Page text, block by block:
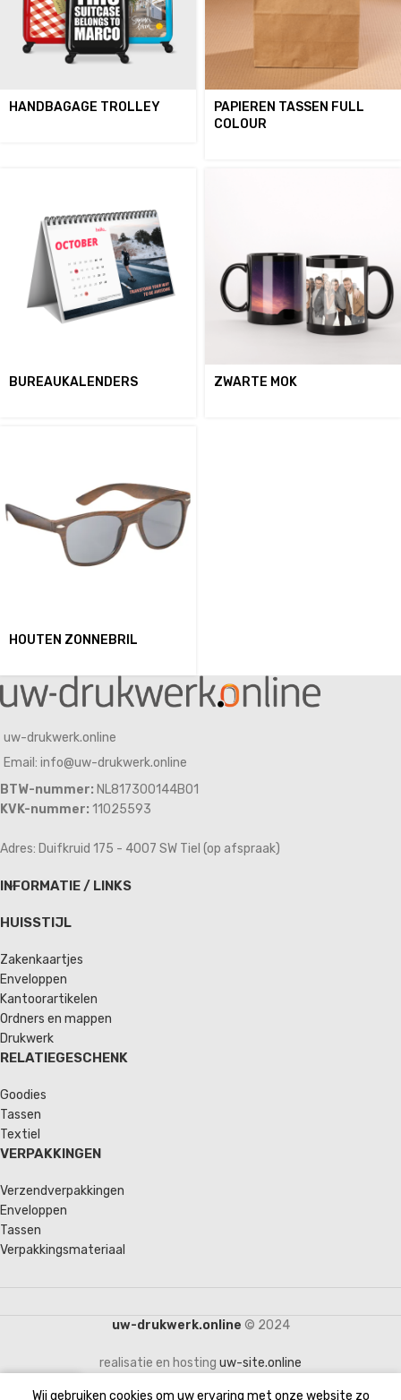
HANDBAGAGE TROLLEY
PAPIEREN TASSEN FULL
COLOUR
BUREAUKALENDERS ZWARTE MOK
HOUTEN ZONNEBRIL
uw-drukwerk.online
Email: info@uw-drukwerk.online
BTW-nummer: NL817300144B01
KVK-nummer: 11025593
Adres: Duifkruid 175 - 4007 SW Tiel (op afspraak)
INFORMATIE / LINKS
HUISSTIJL
Zakenkaartjes
Enveloppen
Kantoorartikelen
Ordners en mappen
Drukwerk
RELATIEGESCHENK
Goodies
Tassen
Textiel
VERPAKKINGEN
Verzendverpakkingen
Enveloppen
Tassen
Verpakkingsmateriaal
uw-drukwerk.online © 2024
realisatie en hosting uw-site.online
Wij gebruiken cookies om uw ervaring met onze website zo